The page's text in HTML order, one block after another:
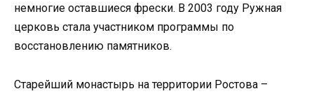
немногие оставшиеся фрески. В 2003 году Ружная
церковь стала участником программы по
восстановлению памятников.
Старейший монастырь на территории Ростова –